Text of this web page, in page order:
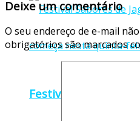
Festival Sabores de
Deixe um comentário
O seu endereço de e-mail
obrigatórios são marcados